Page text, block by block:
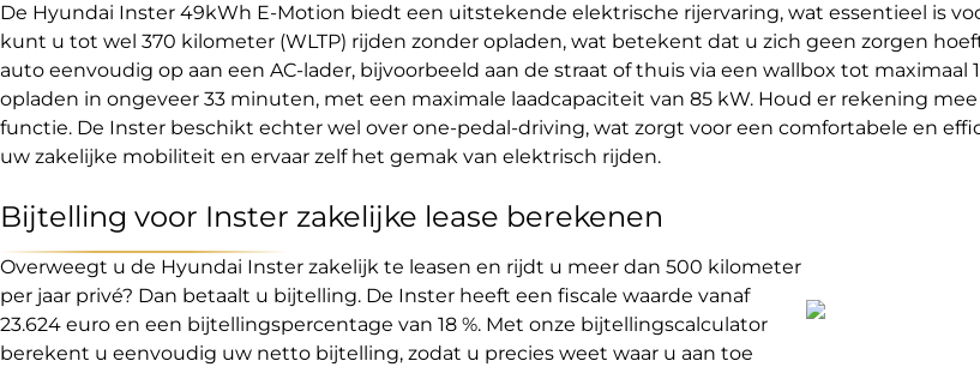
De Hyundai Inster 49kWh E-Motion biedt een uitstekende elektrische rijervaring, wat essentieel is
kunt u tot wel 370 kilometer (WLTP) rijden zonder opladen, wat betekent dat u zich geen zorgen
auto eenvoudig op aan een AC-lader, bijvoorbeeld aan de straat of thuis via een wallbox tot maximaal
opladen in ongeveer 33 minuten, met een maximale laadcapaciteit van 85 kW. Houd er rekening
functie. De Inster beschikt echter wel over one-pedal-driving, wat zorgt voor een comfortabele en
uw zakelijke mobiliteit en ervaar zelf het gemak van elektrisch rijden.
Bijtelling voor Inster zakelijke lease berekenen
Overweegt u de Hyundai Inster zakelijk te leasen en rijdt u meer dan 500 kilometer
per jaar privé? Dan betaalt u bijtelling. De Inster heeft een fiscale waarde vanaf
23.624 euro en een bijtellingspercentage van 18 %. Met onze bijtellingscalculator
berekent u eenvoudig uw netto bijtelling, zodat u precies weet waar u aan toe